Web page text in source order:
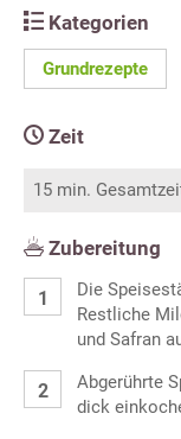
Kategorien
Grundrezepte
Zeit
15 min.
Zubereitung
Die
Restliche
und Safran
Abgerührte
dick